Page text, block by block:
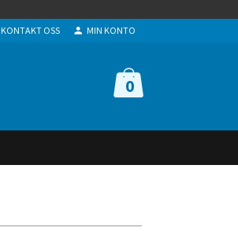
KONTAKT OSS MIN KONTO
0